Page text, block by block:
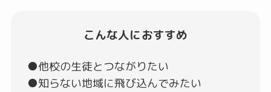
こんな人におすすめ
●他校の生徒とつながりたい
●知らない地域に飛び込んでみたい